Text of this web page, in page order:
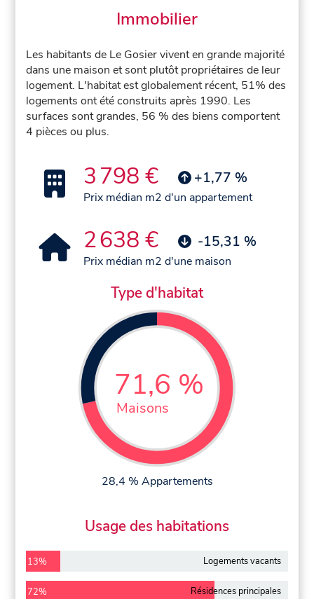
Immobilier
Les habitants de Le Gosier vivent en grande majorité
dans une maison et sont plutôt propriétaires de leur
logement. L'habitat est globalement récent, 51% des
logements ont été construits après 1990. Les
surfaces sont grandes, 56 % des biens comportent
4 pièces ou plus.
3 798 € +1,77 %
Prix médian m2 d'un appartement
2 638 € -15,31 %
Prix médian m2 d'une maison
Type d'habitat
71,6 %
Maisons
28,4 % Appartements
Usage des habitations
13% Logements vacants
72% Résidences principales